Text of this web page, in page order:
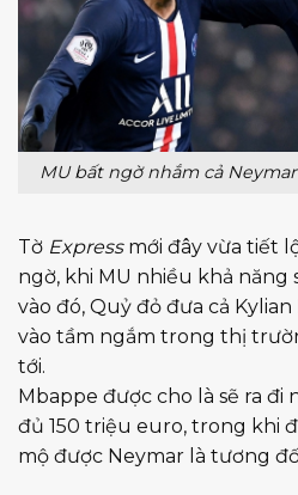
MU bất ngờ nhắm cả
Tờ Expressmới đây vừa tiết
ngờ, khi MU nhiều khả năng
vào đó, Quỷ đỏ đưa cả
vào tầm ngắm trong thị
tới.
Mbappe được cho là sẽ ra đi
đủ 150 triệu euro, trong khi
mộ được Neymar là tương